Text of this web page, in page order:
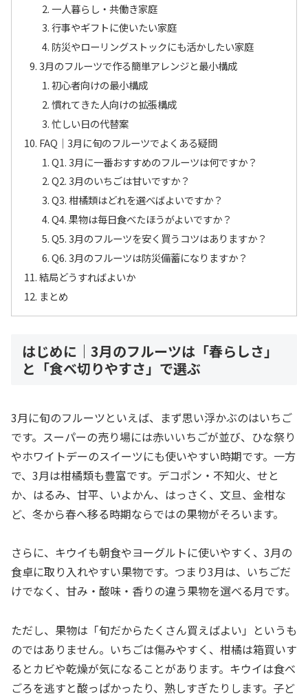
一人暮らし・共働き家庭
行事やギフトに使いたい家庭
防災やローリングストックにも活かしたい家庭
3月のフルーツで作る簡単アレンジと最小構成
初心者向けの最小構成
慣れてきた人向けの拡張構成
忙しい日の代替案
FAQ｜3月に旬のフルーツでよくある疑問
Q1. 3月に一番おすすめのフルーツは何ですか？
Q2. 3月のいちごは甘いですか？
Q3. 柑橘類はどれを選べばよいですか？
Q4. 果物は毎日食べたほうがよいですか？
Q5. 3月のフルーツを安く買うコツはありますか？
Q6. 3月のフルーツは防災備蓄になりますか？
結局どうすればよいか
まとめ
はじめに｜3月のフルーツは「春らしさ」
と「食べ切りやすさ」で選ぶ
3月に旬のフルーツといえば、まず思い浮かぶのはいちご
です。スーパーの売り場には赤いいちごが並び、ひな祭り
やホワイトデーのスイーツにも使いやすい時期です。一方
で、3月は柑橘類も豊富です。デコポン・不知火、せと
か、はるみ、甘平、いよかん、はっさく、文旦、金柑な
ど、冬から春へ移る時期ならではの果物がそろいます。
さらに、キウイも朝食やヨーグルトに使いやすく、3月の
食卓に取り入れやすい果物です。つまり3月は、いちごだ
けでなく、甘み・酸味・香りの違う果物を選べる月です。
ただし、果物は「旬だからたくさん買えばよい」というも
のではありません。いちごは傷みやすく、柑橘は箱買いす
るとカビや乾燥が気になることがあります。キウイは食べ
ごろを逃すと酸っぱかったり、熟しすぎたりします。子ど